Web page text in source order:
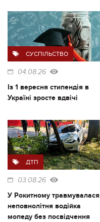
СУСПІЛЬСТВО
04.08.26
Із 1 вересня стипендія в
Україні зросте вдвічі
ДТП
03.08.26
У Рокитному травмувалася
неповнолітня водійка
мопеду без посвідчення